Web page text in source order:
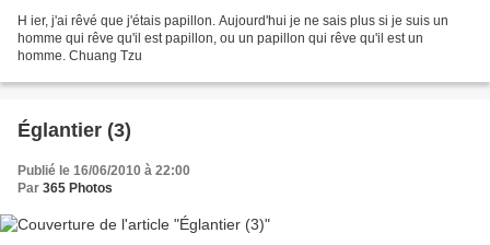
H ier, j'ai rêvé que j'étais papillon. Aujourd'hui je ne sais plus si je suis un
homme qui rêve qu'il est papillon, ou un papillon qui rêve qu'il est un
homme. Chuang Tzu
Églantier (3)
Publié le 16/06/2010 à 22:00
Par 365 Photos